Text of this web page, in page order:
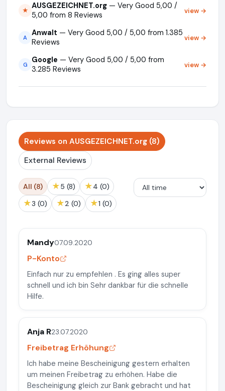
★ AUSGEZEICHNET.org — Very Good 5,00 /
5,00 from 8 Reviews
view →
A Anwalt — Very Good 5,00 / 5,00 from 1.385
Reviews
view →
G Google — Very Good 5,00 / 5,00 from
3.285 Reviews
view →
Reviews on AUSGEZEICHNET.org (8)
External Reviews
All (8) ★ 5 (8) ★ 4 (0)
★ 3 (0) ★ 2 (0) ★ 1 (0)
Mandy07.09.2020
P-Konto
Einfach nur zu empfehlen . Es ging alles super
schnell und ich bin Sehr dankbar für die schnelle
Hilfe.
Anja R23.07.2020
Freibetrag Erhöhung
Ich habe meine Bescheinigung gestern erhalten
um meinen Freibetrag zu erhöhen. Habe die
Bescheinigung gleich zur Bank gebracht und hat